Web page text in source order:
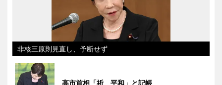
非核三原則見直し、予断せず
高市首相「祈 平和」と記帳